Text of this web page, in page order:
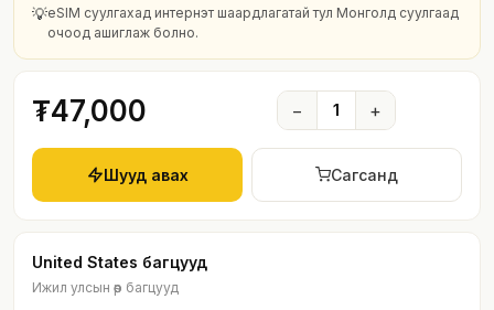
💡eSIM суулгахад интернэт шаардлагатай тул Монголд суулгаад
очоод ашиглаж болно.
₮47,000 − 1 +
Шууд авах Сагсанд
United States багцууд
Ижил улсын өөр багцууд